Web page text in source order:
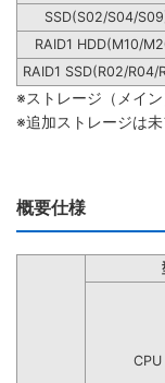
SSD(S02/S04/
RAID1 HDD(M10/
RAID1 SSD(R02/R04/
※ストレージ（メイ
※追加ストレージは
概要仕様
CPU